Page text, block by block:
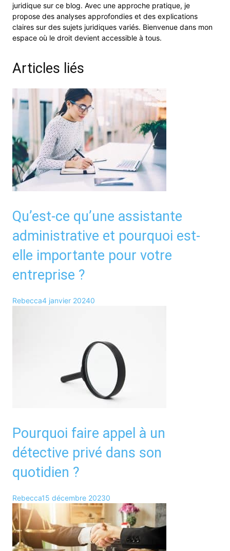
juridique sur ce blog. Avec une approche pratique, je
propose des analyses approfondies et des explications
claires sur des sujets juridiques variés. Bienvenue dans mon
espace où le droit devient accessible à tous.
Articles liés
Qu’est-ce qu’une assistante
administrative et pourquoi est-
elle importante pour votre
entreprise ?
Rebecca4 janvier 20240
Pourquoi faire appel à un
détective privé dans son
quotidien ?
Rebecca15 décembre 20230